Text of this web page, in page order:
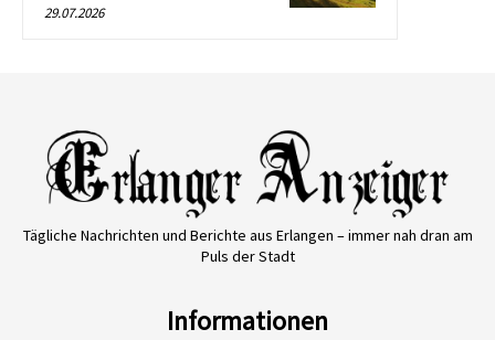
29.07.2026
Tägliche Nachrichten und Berichte aus Erlangen – immer nah dran am
Puls der Stadt
Informationen